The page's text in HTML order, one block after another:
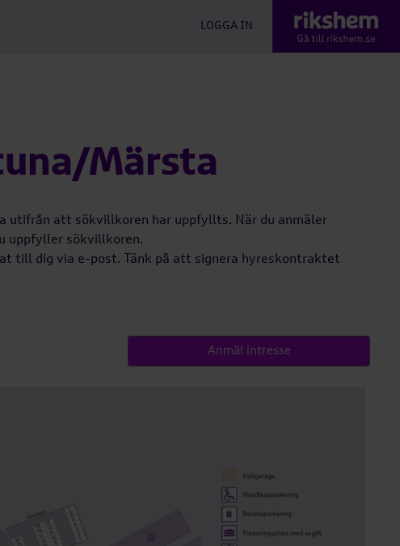
LOGGA IN
Märsta
utifrån att sökvillkoren har uppfyllts. När du anmäler
uppfyller sökvillkoren.
till dig via e-post. Tänk på att signera hyreskontraktet